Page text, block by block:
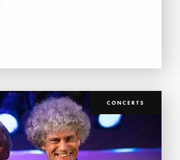
CONCERTS